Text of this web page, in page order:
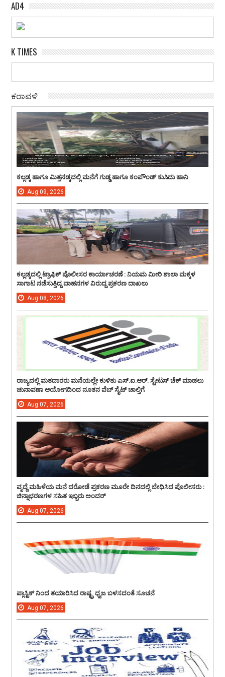
AD4
K TIMES
ಕರಾವಳಿ
ಕಲ್ಲಡ್ಕ ಹಾಗೂ ಮಿತ್ತನಡ್ಕದಲ್ಲಿ ಮನೆಗೆ ಗುಡ್ಡ ಹಾಗೂ ಕಂಪೌಂಡ್ ಕುಸಿದು ಹಾನಿ
Aug 09, 2026
ಕಲ್ಲಡ್ಕದಲ್ಲಿ ಟ್ರಾಫಿಕ್ ಪೊಲೀಸರ ಕಾರ್ಯಾಚರಣೆ : ನಿಯಮ ಮೀರಿ ಶಾಲಾ ಮಕ್ಕಳ
ಸಾಗಾಟ ನಡೆಸುತ್ತಿದ್ದ ವಾಹನಗಳ ವಿರುದ್ದ ಪ್ರಕರಣ ದಾಖಲು
Aug 08, 2026
ರಾಜ್ಯದಲ್ಲಿ ಮತದಾರರು ಮನೆಯಲ್ಲೇ ಕುಳಿತು ಎಸ್.ಐ.ಆರ್. ಸ್ಟೇಟಸ್ ಚೆಕ್ ಮಾಡಲು
ಚುನಾವಣಾ ಆಯೋಗದಿಂದ ನೂತನ ವೆಬ್ ಸೈಟ್ ಚಾಲ್ತಿಗೆ
Aug 07, 2026
ವೃದ್ದೆ ಮಹಿಳೆಯ ಮನೆ ದರೋಡೆ ಪ್ರಕರಣ ಮೂರೇ ದಿನದಲ್ಲಿ ಬೇಧಿಸಿದ ಪೊಲೀಸರು :
ಚಿನ್ನಾಭರಣಗಳ ಸಹಿತ ಇಬ್ಬರು ಅಂದರ್
Aug 07, 2026
ಪ್ಲಾಸ್ಟಿಕ್ ನಿಂದ ತಯಾರಿಸಿದ ರಾಷ್ಟ್ರ ಧ್ವಜ ಬಳಸದಂತೆ ಸೂಚನೆ
Aug 07, 2026